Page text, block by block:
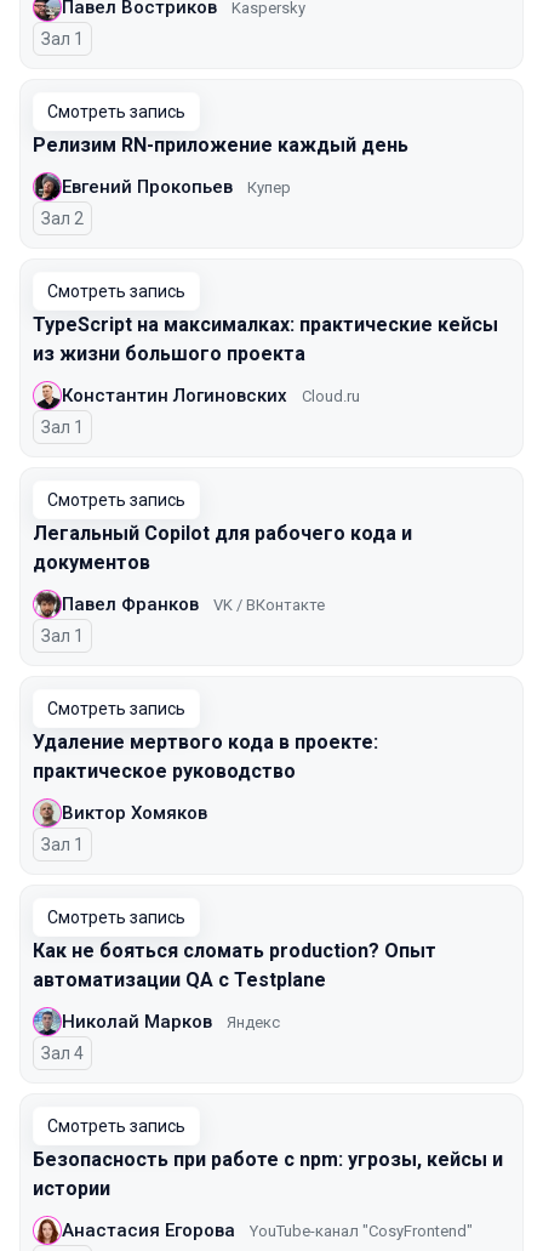
Павел Востриков Kaspersky
Зал 1
Смотреть запись
Релизим RN-приложение каждый день
Евгений Прокопьев Купер
Зал 2
Смотреть запись
TypeScript на максималках: практические кейсы
из жизни большого проекта
Константин Логиновских Cloud.ru
Зал 1
Смотреть запись
Легальный Copilot для рабочего кода и
документов
Павел Франков VK / ВКонтакте
Зал 1
Смотреть запись
Удаление мертвого кода в проекте:
практическое руководство
Виктор Хомяков
Зал 1
Смотреть запись
Как не бояться сломать production? Опыт
автоматизации QA с Testplane
Николай Марков Яндекс
Зал 4
Смотреть запись
Безопасность при работе с npm: угрозы, кейсы и
истории
Анастасия Егорова YouTube-канал "CosyFrontend"